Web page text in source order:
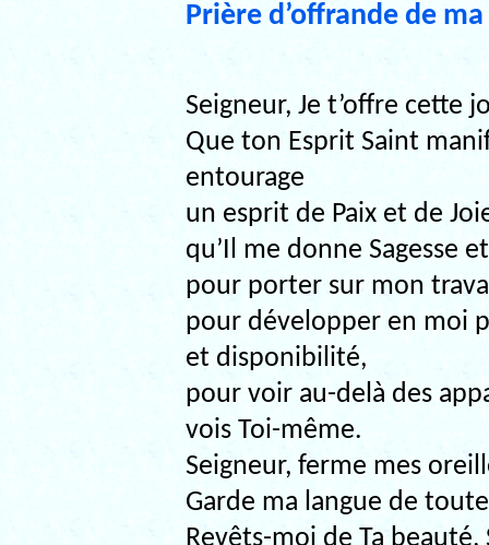
Prière d’offrande de
Seigneur, Je t’offre cette
Que ton Esprit Saint
entourage
un esprit de Paix et de
qu’Il me donne Sagesse
pour porter sur mon
pour développer en moi
et disponibilité,
pour voir au-delà des
vois Toi-même.
Seigneur, ferme mes
Garde ma langue de
Revêts-moi de Ta beauté,